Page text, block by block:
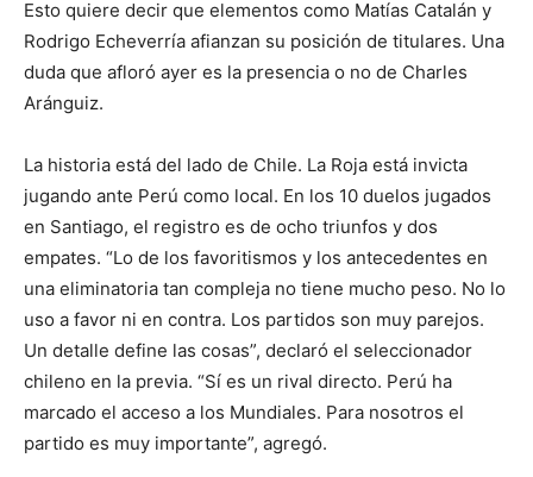
Esto quiere decir que elementos como Matías Catalán y
Rodrigo Echeverría afianzan su posición de titulares. Una
duda que afloró ayer es la presencia o no de Charles
Aránguiz.
La historia está del lado de Chile. La Roja está invicta
jugando ante Perú como local. En los 10 duelos jugados
en Santiago, el registro es de ocho triunfos y dos
empates. “Lo de los favoritismos y los antecedentes en
una eliminatoria tan compleja no tiene mucho peso. No lo
uso a favor ni en contra. Los partidos son muy parejos.
Un detalle define las cosas”, declaró el seleccionador
chileno en la previa. “Sí es un rival directo. Perú ha
marcado el acceso a los Mundiales. Para nosotros el
partido es muy importante”, agregó.